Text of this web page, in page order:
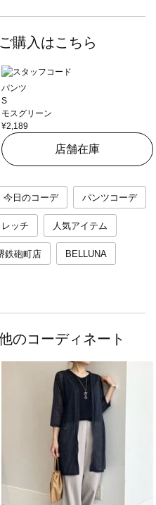
購入はこちら
パンツ
S
モスグリーン
¥2,189
店舗在庫
今日のコーデ パンツコーデ
ッチ 人気アイテム
鉄砲町店 BELLUNA
のコーディネート